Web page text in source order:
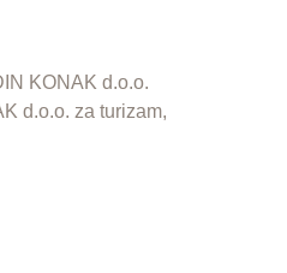
KONAK d.o.o.
d.o.o. za turizam,